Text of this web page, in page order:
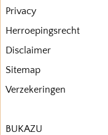
Privacy
Herroepingsrecht
Disclaimer
Sitemap
Verzekeringen
BUKAZU